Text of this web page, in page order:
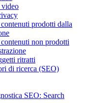
video
prodotti dalla
non prodotti
ritratti
di ricerca (SEO)
SEO: Search